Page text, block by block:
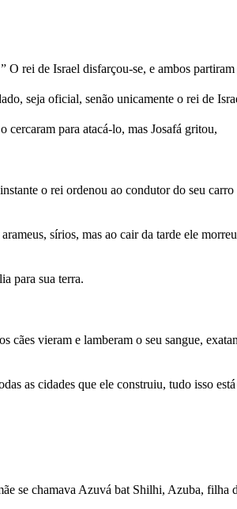
rei de Israel disfarçou-se, e ambos partiram
seja oficial, senão unicamente o rei de
cercaram para atacá-lo, mas Josafá gritou,
o rei ordenou ao condutor do seu
sírios, mas ao cair da tarde ele
para sua terra.
cães vieram e lamberam o seu sangue,
as cidades que ele construiu, tudo isso
se chamava Azuvá bat Shilhi, Azuba, filha